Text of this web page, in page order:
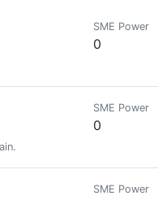
SME Power
0
SME Power
0
SME Power